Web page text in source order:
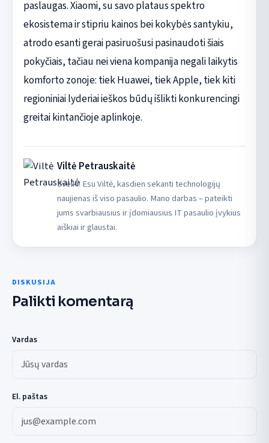
paslaugas. Xiaomi, su savo plataus spektro
ekosistema ir stipriu kainos bei kokybės santykiu,
atrodo esanti gerai pasiruošusi pasinaudoti šiais
pokyčiais, tačiau nei viena kompanija negali laikytis
komforto zonoje: tiek Huawei, tiek Apple, tiek kiti
regioniniai lyderiai ieškos būdų išlikti konkurencingi
greitai kintančioje aplinkoje.
Viltė Petrauskaitė
Sveiki! Esu Viltė, kasdien sekanti technologijų
naujienas iš viso pasaulio. Mano darbas – pateikti
jums svarbiausius ir įdomiausius IT pasaulio įvykius
aiškiai ir glaustai.
DISKUSIJA
Palikti komentarą
Vardas
El. paštas